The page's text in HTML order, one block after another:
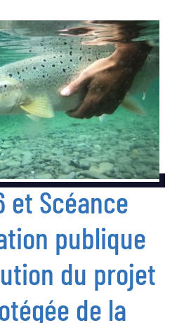
et Scéance
publique
du projet
de la